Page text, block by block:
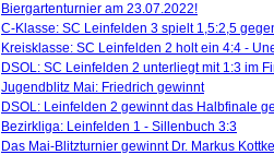
Biergartenturnier am 23.07.2022!
C-Klasse: SC Leinfelden 3 spielt 1,5:2,5
Kreisklasse: SC Leinfelden 2 holt ein 4:4 -
DSOL: SC Leinfelden 2 unterliegt mit 1:3 im
Jugendblitz Mai: Friedrich gewinnt
DSOL: Leinfelden 2 gewinnt das Halbfinale
Bezirkliga: Leinfelden 1 - Sillenbuch 3:3
Das Mai-Blitzturnier gewinnt Dr. Markus